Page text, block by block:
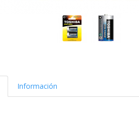
Información